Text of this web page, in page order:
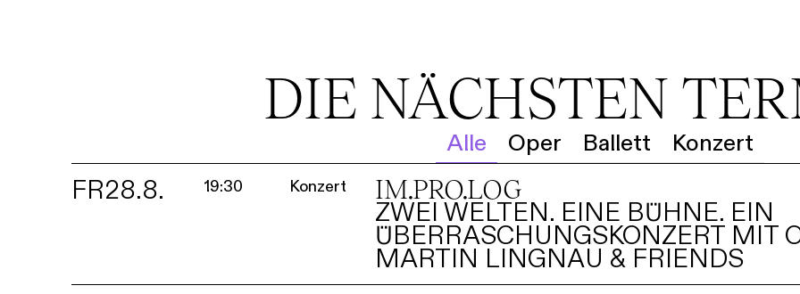
DIE NÄCHSTEN
Alle Oper Ballett Konzert
FR28.8. 19:30 Konzert IM.PRO.LOG
ZWEI WELTEN. EINE BÜHNE. EIN
ÜBERRASCHUNGSKONZERT MIT
MARTIN LINGNAU & FRIENDS